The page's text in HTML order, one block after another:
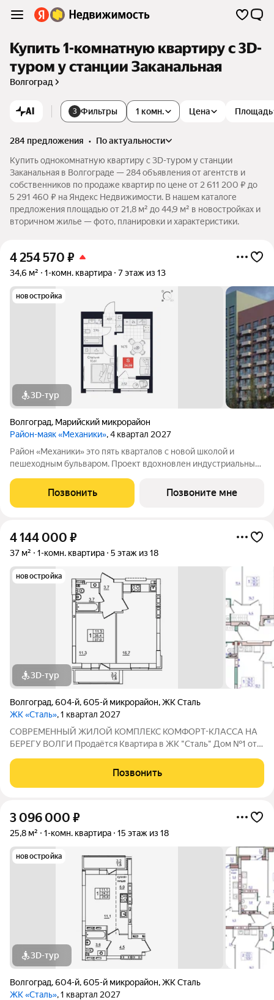
Купить 1-комнатную квартиру c 3D-
туром у станции Заканальная
Волгоград
AI 3 Фильтры 1 комн. Цена Площадь
284 предложения •
по актуальности
Купить однокомнатную квартиру c 3D-туром у станции
Заканальная в Волгограде — 284 объявления от агентств и
собственников по продаже квартир по цене от 2 611 200 ₽ до
5 291 460 ₽ на Яндекс Недвижимости. В нашем каталоге
предложения площадью от 21,8 м² до 44,9 м² в новостройках и
вторичном жилье — фото, планировки и характеристики.
4 254 570 ₽
34,6 м² 1-комн. квартира 7 этаж из 13
новостройка
3D-тур
Волгоград, Марийский микрорайон
Район-маяк «Механики», 4 квартал 2027
Район «Механики» это пять кварталов с новой школой и
пешеходным бульваром. Проект вдохновлен индустриальным
канала и людьми, которые здесь живут и работают. Это
пространство для людей действия
Позвонить Позвоните мне
4 144 000 ₽
37 м² 1-комн. квартира 5 этаж из 18
новостройка
3D-тур
Волгоград,604-й,605-й микрорайон,ЖК Сталь
ЖК «Сталь», 1 квартал 2027
COBPЕМЕНHЫЙ ЖИЛОЙ КОМПЛЕКС КОМФОPT-KЛАСCA HA
БEРЕГУ ВОЛГИ Продaётся Квартирa в ЖК "Сталь" Дом №1 от
комплексе «Сталь» в Кpacнoapмейском райoне горoдa
Волгогpадa. Застройщик более чем с
Позвонить
3 096 000 ₽
25,8 м² 1-комн. квартира 15 этаж из 18
новостройка
3D-тур
Волгоград,604-й,605-й микрорайон,ЖК Сталь
ЖК «Сталь», 1 квартал 2027